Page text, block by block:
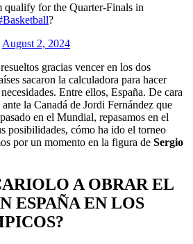
qualify for the Quarter-Finals in
?
August 2, 2024
gracias vencer en los dos
sacaron la calculadora para hacer
Entre ellos, España. De cara
la Canadá de Jordi Fernández que
en el Mundial, repasamos en el
posibilidades, cómo ha ido el torneo
por un momento en la figura de Sergio
A OBRAR EL
ESPAÑA EN LOS